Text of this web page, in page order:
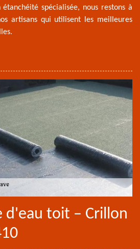
spécialisée, nous restons à
artisans qui utilisent les meilleures
d'eau toit – Crillon